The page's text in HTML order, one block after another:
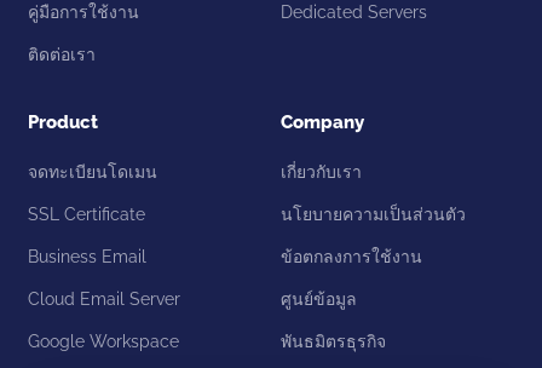
คู่มือการใช้งาน
ติดต่อเรา
Dedicated Servers
Product
จดทะเบียนโดเมน
SSL Certificate
Business Email
Cloud Email Server
Google Workspace
Company
เกี่ยวกับเรา
นโยบายความเป็นส่วนตัว
ข้อตกลงการใช้งาน
ศูนย์ข้อมูล
พันธมิตรธุรกิจ